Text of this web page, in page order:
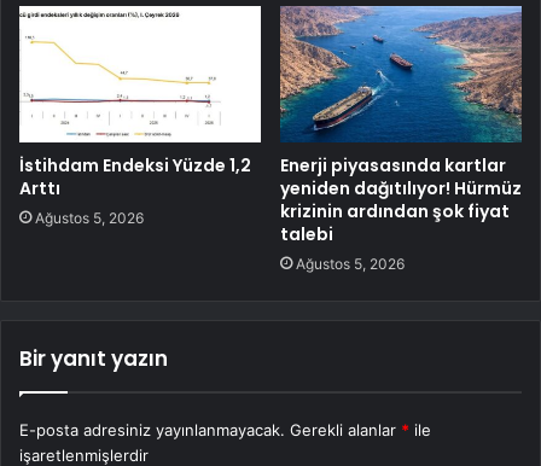
İstihdam Endeksi Yüzde 1,2
Arttı
Ağustos 5, 2026
Enerji piyasasında kartlar
yeniden dağıtılıyor! Hürmüz
krizinin ardından şok fiyat
talebi
Ağustos 5, 2026
Bir yanıt yazın
E-posta adresiniz yayınlanmayacak. Gerekli alanlar * ile
işaretlenmişlerdir